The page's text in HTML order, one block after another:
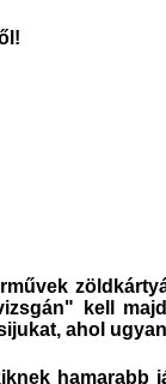
kell
ahol